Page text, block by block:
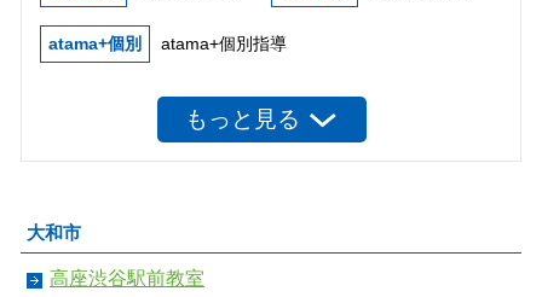
atama+個別 atama+個別指導
デキタス個別指導
もっと見る
大和市
高座渋谷駅前教室